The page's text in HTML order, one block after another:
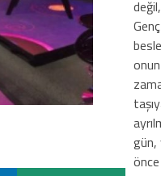
gün,